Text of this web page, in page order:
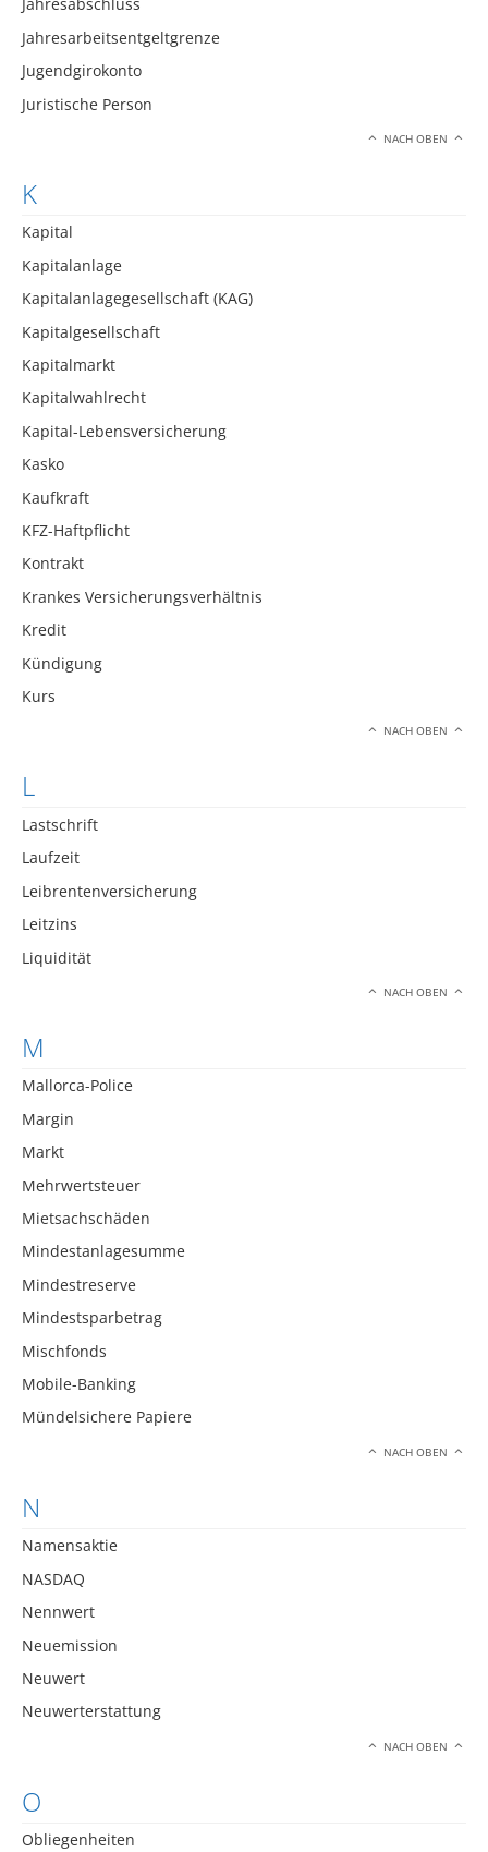
Jahresabschluss
Jahresarbeitsentgeltgrenze
Jugendgirokonto
Juristische Person
NACH OBEN
K
Kapital
Kapitalanlage
Kapitalanlagegesellschaft (KAG)
Kapitalgesellschaft
Kapitalmarkt
Kapitalwahlrecht
Kapital-Lebensversicherung
Kasko
Kaufkraft
KFZ-Haftpflicht
Kontrakt
Krankes Versicherungsverhältnis
Kredit
Kündigung
Kurs
NACH OBEN
L
Lastschrift
Laufzeit
Leibrentenversicherung
Leitzins
Liquidität
NACH OBEN
M
Mallorca-Police
Margin
Markt
Mehrwertsteuer
Mietsachschäden
Mindestanlagesumme
Mindestreserve
Mindestsparbetrag
Mischfonds
Mobile-Banking
Mündelsichere Papiere
NACH OBEN
N
Namensaktie
NASDAQ
Nennwert
Neuemission
Neuwert
Neuwerterstattung
NACH OBEN
O
Obliegenheiten